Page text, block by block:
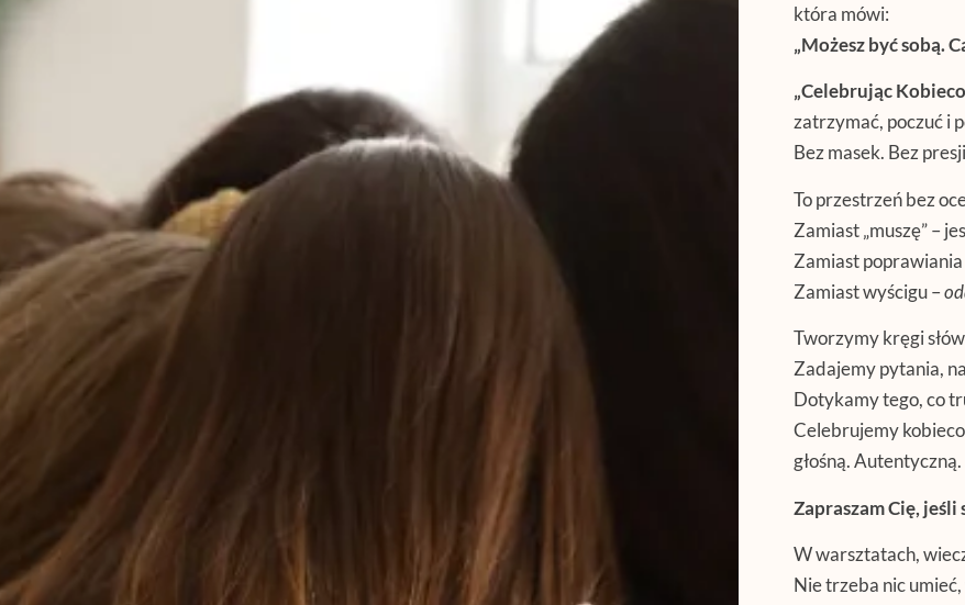
która mówi:
„Możesz być sobą.
„Celebrując
zatrzymać, poczuć i
Bez masek. Bez
To przestrzeń bez
Zamiast „muszę” –
Zamiast poprawiania
Zamiast wyścigu –
Tworzymy kręgi
Zadajemy pytania,
Dotykamy tego, co
Celebrujemy
głośną. Autentyczną.
Zapraszam Cię,
W warsztatach,
Nie trzeba nic